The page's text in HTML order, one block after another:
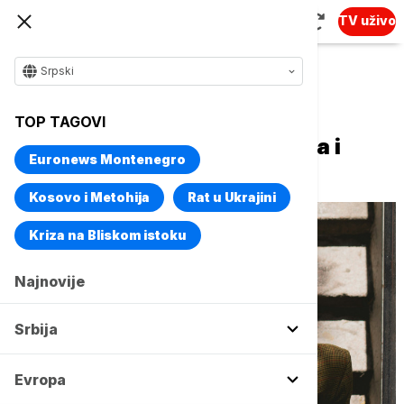
TV uživo
Srpski
TOP TAGOVI
Euronews Montenegro
Kosovo i Metohija Rat u Ukrajini
Kriza na Bliskom istoku
Najnovije
Srbija
Evropa
Šest čudnih znakova starenja i
kako da ih izbegnete